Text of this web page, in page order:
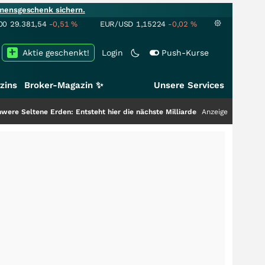
sichern.
29.381,54 -0,51% EUR/USD 1,15224 -0,02 %
Login Push-Kurse
Aktie geschenkt!
Broker-Magazin ✨ Unsere Services
Erden: Entsteht hier die nächste Milliardenstory?+++ Anzeige